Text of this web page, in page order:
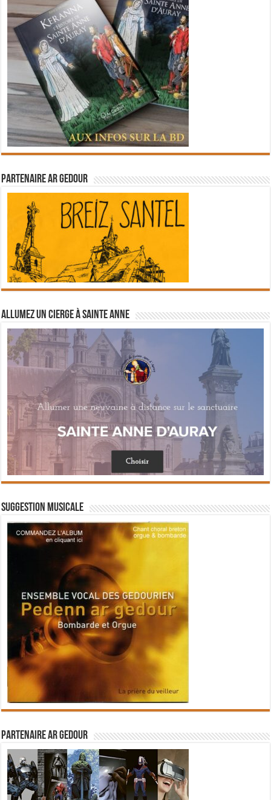
Partenaire Ar Gedour
Allumez un cierge à Sainte Anne
Suggestion musicale
Partenaire Ar Gedour